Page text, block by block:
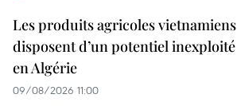
Les produits agricoles vietnamiens
disposent d’un potentiel inexploité
en Algérie
09/08/2026 11:00